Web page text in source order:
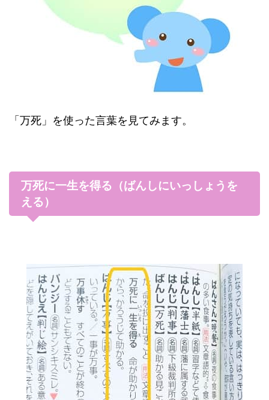
「万死」を使った言葉を見てみます。
万死に一生を得る（ばんしにいっしょうを
える）